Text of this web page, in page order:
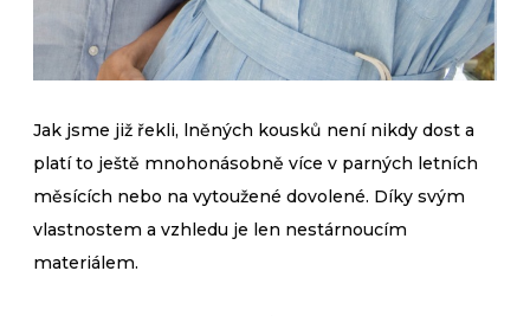
Jak jsme již řekli, lněných kousků není nikdy dost a
platí to ještě mnohonásobně více v parných letních
měsících nebo na vytoužené dovolené. Díky svým
vlastnostem a vzhledu je len nestárnoucím
materiálem.